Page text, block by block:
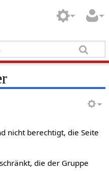
nicht berechtigt, die Seite
die der Gruppe